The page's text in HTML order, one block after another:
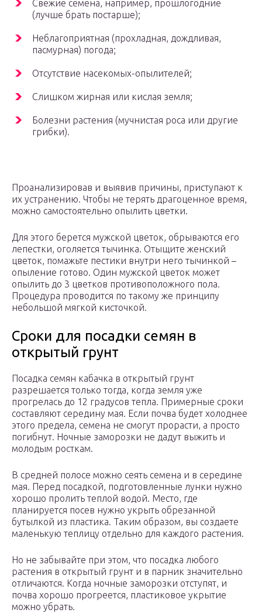
Свежие семена, например, прошлогодние
(лучше брать постарше);
Неблагоприятная (прохладная, дождливая,
пасмурная) погода;
Отсутствие насекомых-опылителей;
Слишком жирная или кислая земля;
Болезни растения (мучнистая роса или другие
грибки).
Проанализировав и выявив причины, приступают к
их устранению. Чтобы не терять драгоценное время,
можно самостоятельно опылить цветки.
Для этого берется мужской цветок, обрываются его
лепестки, оголяется тычинка. Отыщите женский
цветок, помажьте пестики внутри него тычинкой –
опыление готово. Один мужской цветок может
опылить до 3 цветков противоположного пола.
Процедура проводится по такому же принципу
небольшой мягкой кисточкой.
Сроки для посадки семян в
открытый грунт
Посадка семян кабачка в открытый грунт
разрешается только тогда, когда земля уже
прогрелась до 12 градусов тепла. Примерные сроки
составляют середину мая. Если почва будет холоднее
этого предела, семена не смогут прорасти, а просто
погибнут. Ночные заморозки не дадут выжить и
молодым росткам.
В средней полосе можно сеять семена и в середине
мая. Перед посадкой, подготовленные лунки нужно
хорошо пролить теплой водой. Место, где
планируется посев нужно укрыть обрезанной
бутылкой из пластика. Таким образом, вы создаете
маленькую теплицу отдельно для каждого растения.
Но не забывайте при этом, что посадка любого
растения в открытый грунт и в парник значительно
отличаются. Когда ночные заморозки отступят, и
почва хорошо прогреется, пластиковое укрытие
можно убрать.